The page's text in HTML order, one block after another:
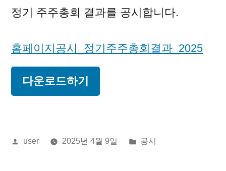
정기 주주총회 결과를 공시합니다.
홈페이지공시_정기주주총회결과_2025
다운로드하기
올
user 2025년 4월 9일
게
공시